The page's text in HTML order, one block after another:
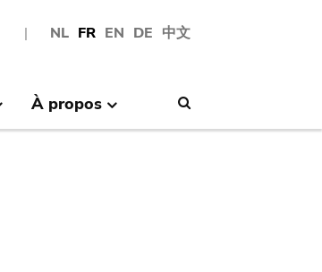
NL FR EN DE 中文
À propos